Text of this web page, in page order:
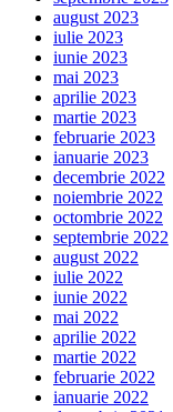
august 2023
iulie 2023
iunie 2023
mai 2023
aprilie 2023
martie 2023
februarie 2023
ianuarie 2023
decembrie 2022
noiembrie 2022
octombrie 2022
septembrie 2022
august 2022
iulie 2022
iunie 2022
mai 2022
aprilie 2022
martie 2022
februarie 2022
ianuarie 2022